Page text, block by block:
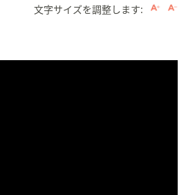
文字サイズを調整します: